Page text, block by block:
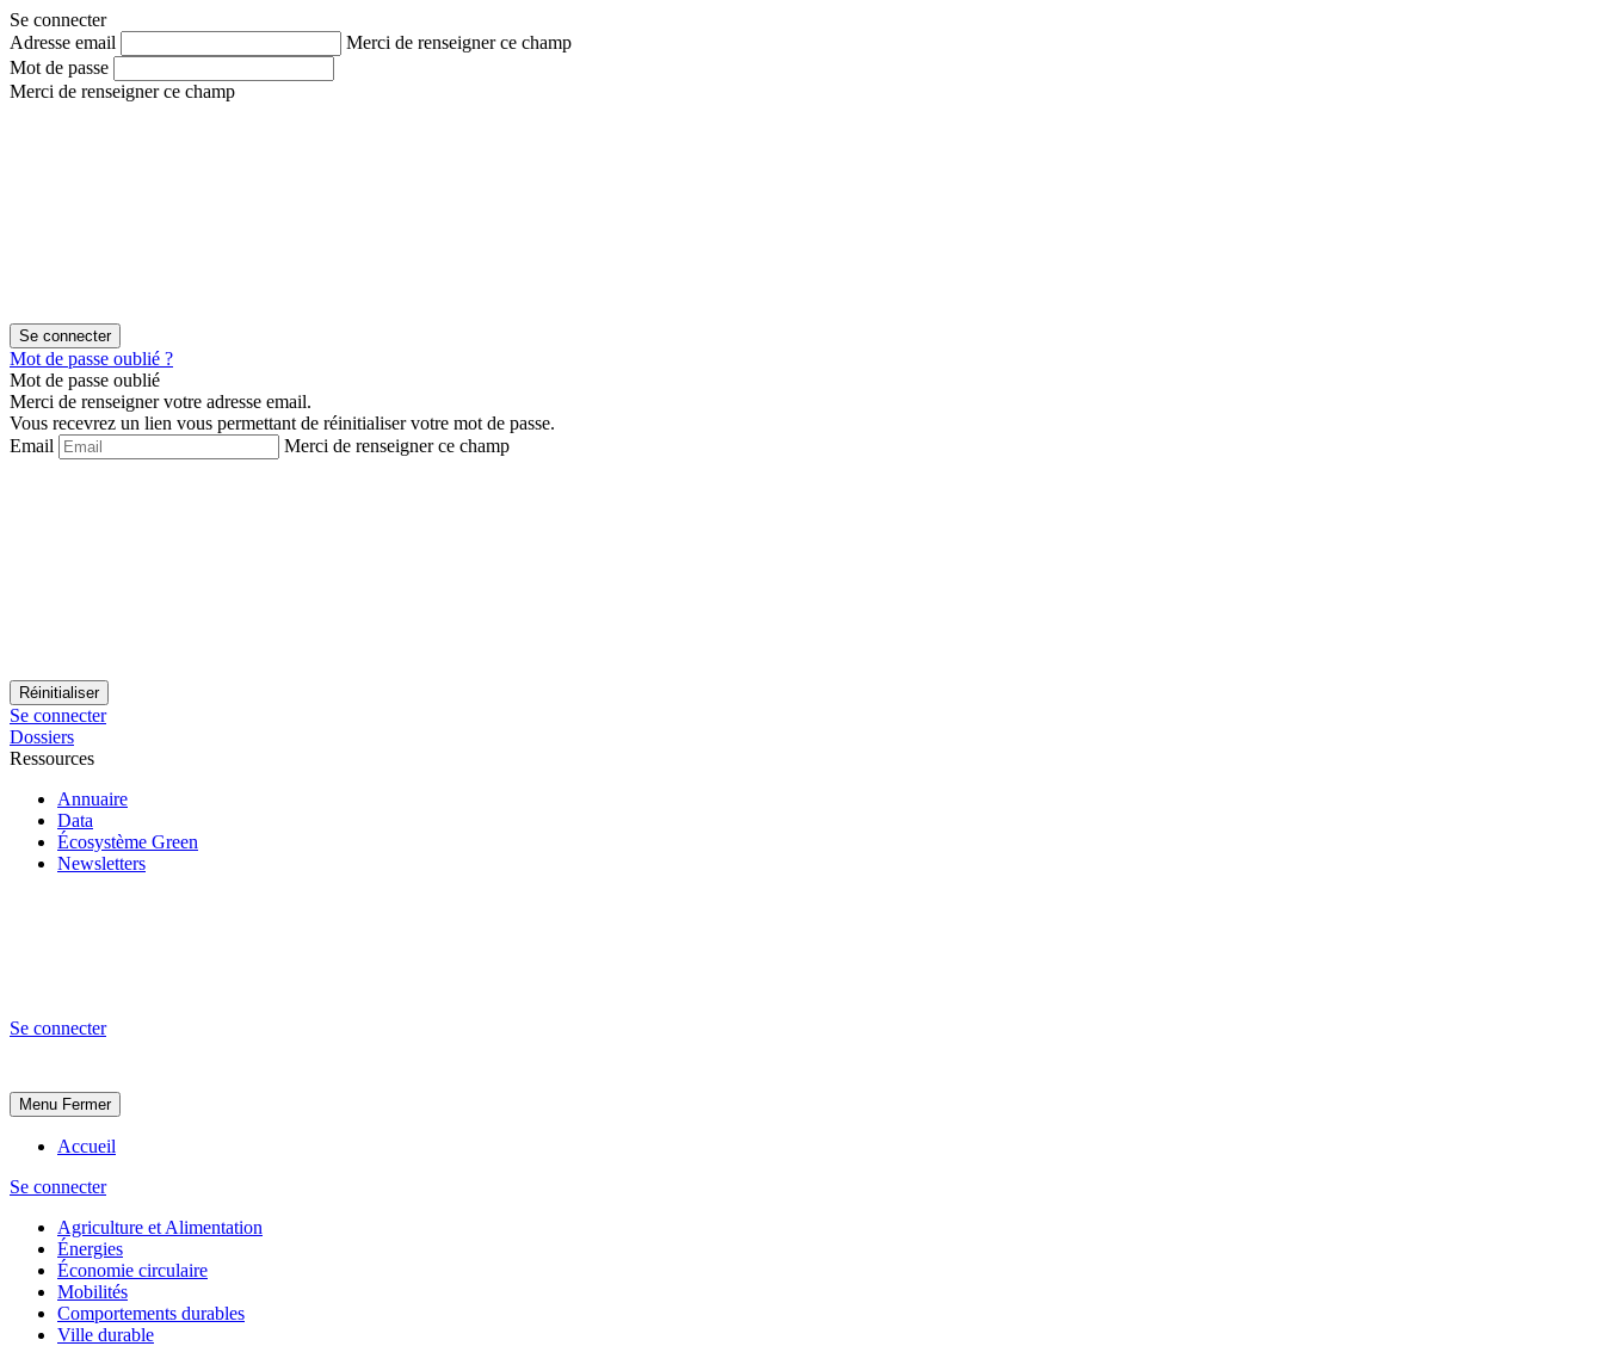
Aller
au
contenu
Aller
au
menu
Se connecter
Adresse email
Merci de renseigner ce champ
Mot de passe
Merci de renseigner ce champ
Mot de passe oublié ?
Mot de passe oublié
Merci de renseigner votre adresse email.
Vous recevrez un lien vous permettant de réinitialiser votre mot de passe.
Email
Merci de renseigner ce champ
Se connecter
Dossiers
Ressources
Annuaire
Data
Écosystème Green
Newsletters
Se connecter
Menu Fermer
Accueil
Se connecter
Agriculture et Alimentation
Énergies
Économie circulaire
Mobilités
Comportements durables
Ville durable